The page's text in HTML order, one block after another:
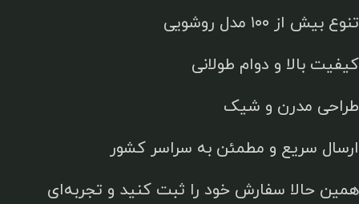
تنوع بیش از ۱۰۰ مدل روشویی
کیفیت بالا و دوام طولانی
طراحی مدرن و شیک
ارسال سریع و مطمئن به سراسر کشور
همین حالا سفارش خود را ثبت کنید و تجربه‌ای